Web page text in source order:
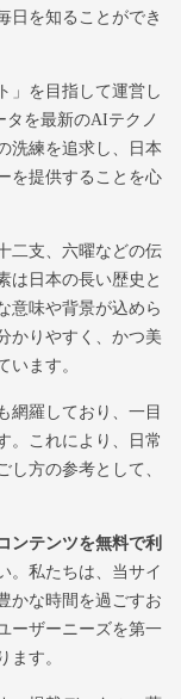
日を知ることができ
」を目指して運営し
タを最新のAIテクノ
洗練を追求し、日本
を提供することを心
二支、六曜などの伝
は日本の長い歴史と
意味や背景が込めら
かりやすく、かつ美
います。
網羅しており、一目
。これにより、日常
方の参考として、
ンテンツを無料で利
。私たちは、当サイ
かな時間を過ごすお
ーザーニーズを第一
す。